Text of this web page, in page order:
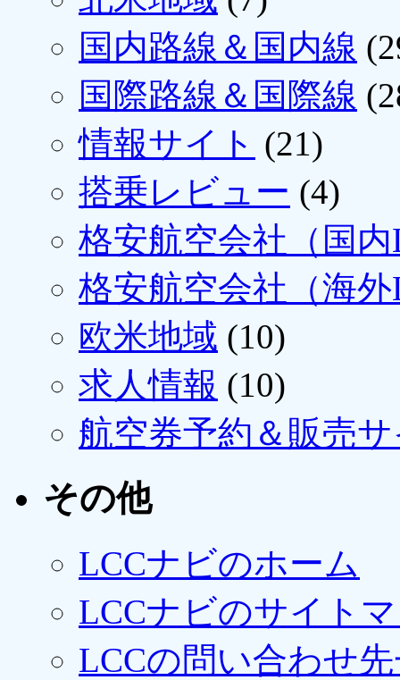
国内路線＆国内線
国際路線＆国際線
情報サイト (21)
搭乗レビュー (4)
格安航空会社（国
格安航空会社（海
欧米地域 (10)
求人情報 (10)
航空券予約＆販売
その他
LCCナビのホーム
LCCナビのサイト
LCCの問い合わせ